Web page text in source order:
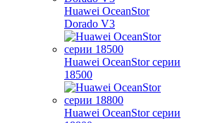
Huawei OceanStor
Dorado V3
Huawei OceanStor серии
18500
Huawei OceanStor серии